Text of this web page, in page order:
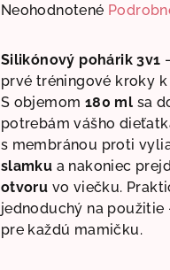
Priemerné
produktu
0,0
5
hviezdičiek.
Neohodnotené
Silikónový pohárik 3v1
prvé tréningové kroky
S objemom 180 ml sa
potrebám vášho
s membránou proti
slamku a nakoniec
otvoru vo viečku.
jednoduchý na
pre každú mamičku.